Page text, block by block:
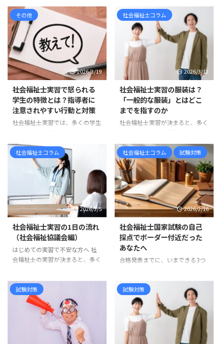
すでに現在の標準です 社会福祉
士を目指して情報収集をしている
と、 「新カリキュラム」「旧カ
リキュラム」「相談援助実習」
「ソーシャルワーク実習」「実習
180時間」「実習240時間」 とい
った言葉が出てきて、混乱してし
まう方も多いのではないでしょう
か。 まず整理しておくと、社会
福祉士の新カリキュラムは、令和
3年度、つまり2021年度入学者か
ら順次導入されています。 ま
た、国家試験については、令和6
れた第37回社会福祉士国家試験
から、新しい試験科目が ...
す。 しかし、実習計画について、
「学校のカリキュラムに入ってい
るから作るもの」「とりあえず提
出しなければならないもの」「何
を書けばよいのか分からないけれ
ど、形だけ整えるもの」 と感じ
ている方も多いのではないでしょ
うか。 たしかに、実習計画は学
つです。そのため、どうして
も“課題”や“提出物”として捉えら
れがちです。 しかし実際には、
実習計画には思っている以上に大
は、社会福祉士実習を「行っ ...
その他
2026/3/19
社会福祉士実習で怒られる
学生の特徴とは？指導者に
注意されやすい行動と対策
社会福祉士実習では、多くの学生
う」と不安に感じます。 実際、
実習中に指導を受ける場面は少な
くありません。しかし、その多く
は能力の問題ではなく、基本的な
姿勢やマナーに関するものです。
実習先の職員は、学生を厳しく指
導したいわけではありません。む
しろ「福祉職として大切な姿勢」
ら指導しています。 この記事で
は、社会福祉士実習で指導を受け
やすい学生の特徴と、実習前に意
識しておきたいポイントを紹介し
習で最も多く指導されるのが ...
社会福祉士コラム
2026/3/12
社会福祉士実習の服装は？
「一般的な服装」とはどこ
までを指すのか
社会福祉士実習が決まると、多く
習先に確認すると、「一般的な服
装で大丈夫です」「常識の範囲で
お願いします」 と言われること
も少なくありません。 しかし、
学生からすると「一般的な服装と
は具体的に何なのか」が分かりに
くいものです。スーツなのか、私
服なのか、どこまでカジュアルで
でしょう。 多くの場合、実習前
の電話やオリエンテーションであ
る程度の説明は受けているはずで
すが、それでも不安が残ることは
福祉士実習で求められる「一般的
...
社会福祉士コラム
2026/3/5
社会福祉士実習の1日の流れ
（社会福祉協議会編）
はじめての実習で不安な方へ 社
会福祉士の実習が決まると、多く
す。「実習では1日どんなことを
するのだろう」「社会福祉協議会
の実習は忙しいのだろうか」「実
習生はどこまで関わることができ
るのだろう」。 この記事では、
社会福祉協議会での社会福祉士実
習の1日の流れについて、一般的
社会福祉士コラム 試験対策
2026/2/16
社会福祉士国家試験の自己
採点でボーダー付近だった
あなたへ
合格発表までに、いまできる3つ
表示された点数を何度も見返して
いませんか。 「あと数点あれば
安心できるのに」「この問題、マ
ークミスしていないだろうか」
「去年のボーダーなら大丈夫かも
しれない」 希望と不安が交互に
押し寄せ、心が落ち着かない日々
試験対策 試験対策